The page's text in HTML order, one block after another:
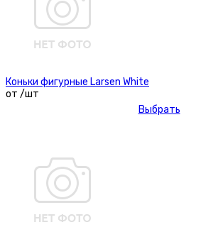
Коньки фигурные Larsen White
от /шт
Выбрать